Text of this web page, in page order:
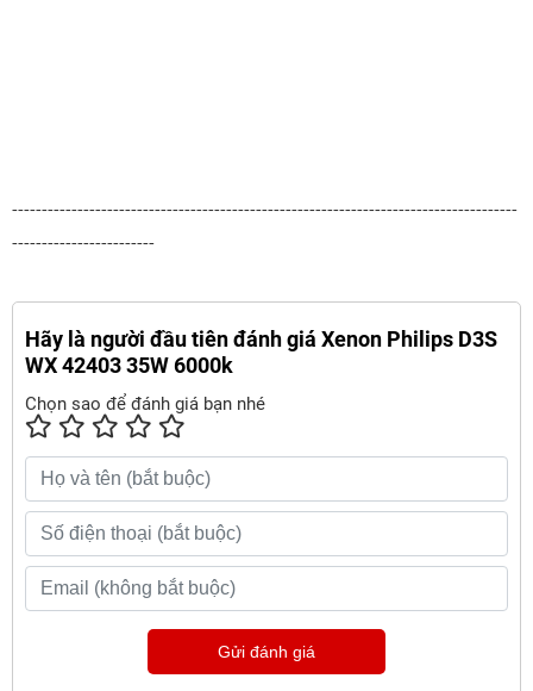
-------------------------------------------------------------------------------------
------------------------
Hãy là người đầu tiên đánh giá Xenon Philips D3S
WX 42403 35W 6000k
Chọn sao để đánh giá bạn nhé
Gửi đánh giá